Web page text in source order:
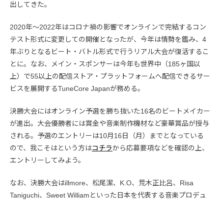
出してきた。
2020年～2022年はコロナ禍の影響でオンラインで完結するコン
テスト形式に変更しての開催となったが、今年は情勢を鑑み、4
年ぶりとなるビート・バトル形式で行うリアル大会が復活するこ
とに。なお、メイン・スポンサーは今年も世界中（185ヶ国以
上）で55以上の配信ストア・プラットフォームへ配信できるサー
ビスを展開するTuneCore Japanが務める。
決勝大会にはオンライン予選を勝ち抜いた16名のビートメイカー
が進出。大会優勝者には賞金や音楽制作機材など豪華賞品が授与
される。予選のエントリーは10月16日（月）までとなっている
ので、我こそはという方はコチラから応募要項などを確認の上、
エントリーしてみよう。
なお、決勝大会はillmore、松尾潔、K.O、荒木正比呂、Risa
Taniguchi、Sweet Williamといった日本を代表する音楽プロデュ